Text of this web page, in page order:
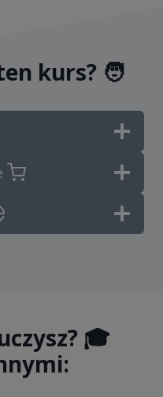
kurs? 🧑
🎓